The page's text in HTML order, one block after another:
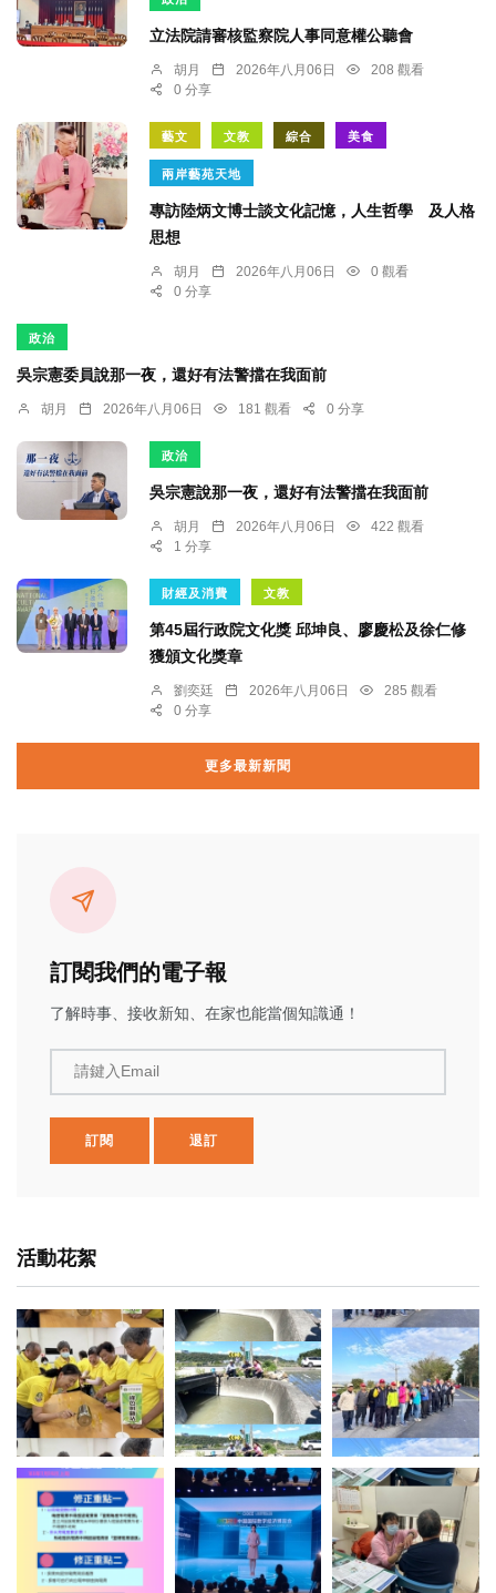
立法院請審核監察院人事同意權公聽會
胡月 2026年八月06日
208 觀看
0 分享
藝文 文教 綜合 美食
兩岸藝苑天地
專訪陸炳文博士談文化記憶，人生哲學 及人格
思想
胡月 2026年八月06日
0 觀看
0 分享
政治
吳宗憲委員說那一夜，還好有法警擋在我面前
胡月 2026年八月06日 181 觀看 0 分享
政治
吳宗憲說那一夜，還好有法警擋在我面前
胡月 2026年八月06日
422 觀看
1 分享
財經及消費 文教
第45屆行政院文化獎 邱坤良、廖慶松及徐仁修
獲頒文化獎章
劉奕廷 2026年八月06日
285 觀看
0 分享
更多最新新聞
訂閱我們的電子報
了解時事、接收新知、在家也能當個知識通！
請鍵入Email
訂閱 退訂
活動花絮